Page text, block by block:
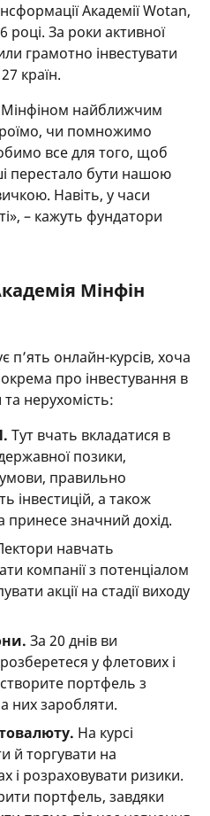
Академії Wotan,
році. За роки активної
грамотно інвестувати
країн.
Мінфіном найближчим
чи помножимо
все для того, щоб
перестало бути нашою
Навіть, у часи
– кажуть фундатори
Мінфін
п’ять онлайн-курсів, хоча
про інвестування в
та нерухомість:
Тут вчать вкладатися в
позики,
правильно
інвестицій, а також
принесе значний дохід.
навчать
компанії з потенціалом
акції на стадії виходу
За 20 днів ви
у флетових і
портфель з
них заробляти.
На курсі
й торгувати на
і розраховувати ризики.
портфель, завдяки